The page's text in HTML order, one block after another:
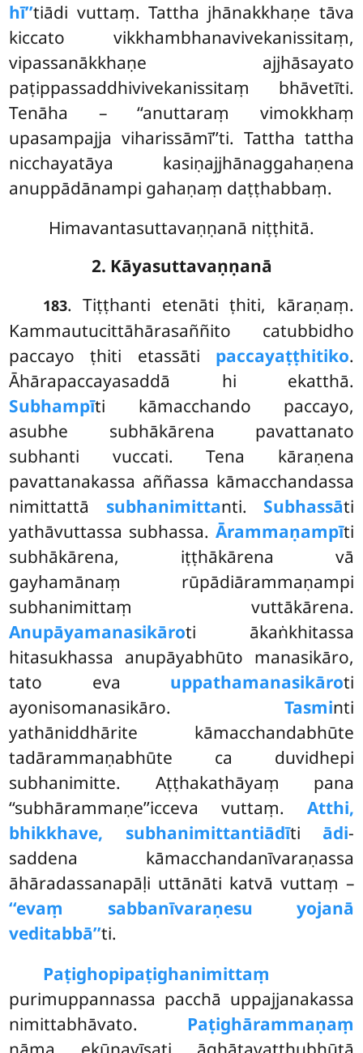
hī’’tiādi vuttaṃ. Tattha jhānakkhaṇe tāva
kiccato vikkhambhanavivekanissitaṃ,
vipassanākkhaṇe ajjhāsayato
paṭippassaddhivivekanissitaṃ bhāvetīti.
Tenāha – ‘‘anuttaraṃ vimokkhaṃ
upasampajja viharissāmī’’ti. Tattha tattha
nicchayatāya kasiṇajjhānaggahaṇena
anuppādānampi gahaṇaṃ daṭṭhabbaṃ.
Himavantasuttavaṇṇanā niṭṭhitā.
2. Kāyasuttavaṇṇanā
183. Tiṭṭhanti etenāti ṭhiti, kāraṇaṃ.
Kammautucittāhārasaññito catubbidho
paccayo ṭhiti etassāti paccayaṭṭhitiko.
Āhārapaccayasaddā hi ekatthā.
Subhampīti kāmacchando paccayo,
asubhe subhākārena pavattanato
subhanti vuccati. Tena kāraṇena
pavattanakassa aññassa kāmacchandassa
nimittattā subhanimittanti. Subhassāti
yathāvuttassa subhassa. Ārammaṇampīti
subhākārena, iṭṭhākārena vā
gayhamānaṃ rūpādiārammaṇampi
subhanimittaṃ vuttākārena.
Anupāyamanasikāroti ākaṅkhitassa
hitasukhassa anupāyabhūto manasikāro,
tato eva uppathamanasikāroti
ayonisomanasikāro. Tasminti
yathāniddhārite kāmacchandabhūte
tadārammaṇabhūte ca duvidhepi
subhanimitte. Aṭṭhakathāyaṃ pana
‘‘subhārammaṇe’’icceva vuttaṃ. Atthi,
bhikkhave, subhanimittantiādīti ādi-
saddena kāmacchandanīvaraṇassa
āhāradassanapāḷi uttānāti katvā vuttaṃ –
‘‘evaṃ sabbanīvaraṇesu yojanā
veditabbā’’ti.
Paṭighopipaṭighanimittaṃ
purimuppannassa pacchā uppajjanakassa
nimittabhāvato. Paṭighārammaṇaṃ